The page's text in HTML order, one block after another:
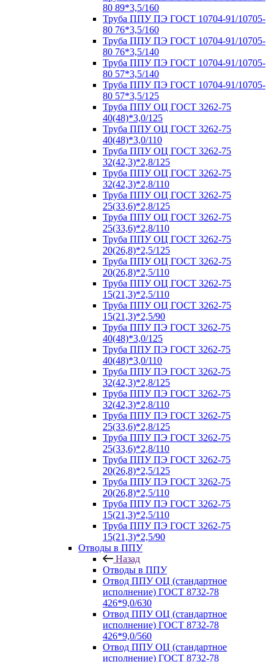
80 89*3,5/160
Труба ППУ ПЭ ГОСТ 10704-91/10705-
80 76*3,5/160
Труба ППУ ПЭ ГОСТ 10704-91/10705-
80 76*3,5/140
Труба ППУ ПЭ ГОСТ 10704-91/10705-
80 57*3,5/140
Труба ППУ ПЭ ГОСТ 10704-91/10705-
80 57*3,5/125
Труба ППУ ОЦ ГОСТ 3262-75
40(48)*3,0/125
Труба ППУ ОЦ ГОСТ 3262-75
40(48)*3,0/110
Труба ППУ ОЦ ГОСТ 3262-75
32(42,3)*2,8/125
Труба ППУ ОЦ ГОСТ 3262-75
32(42,3)*2,8/110
Труба ППУ ОЦ ГОСТ 3262-75
25(33,6)*2,8/125
Труба ППУ ОЦ ГОСТ 3262-75
25(33,6)*2,8/110
Труба ППУ ОЦ ГОСТ 3262-75
20(26,8)*2,5/125
Труба ППУ ОЦ ГОСТ 3262-75
20(26,8)*2,5/110
Труба ППУ ОЦ ГОСТ 3262-75
15(21,3)*2,5/110
Труба ППУ ОЦ ГОСТ 3262-75
15(21,3)*2,5/90
Труба ППУ ПЭ ГОСТ 3262-75
40(48)*3,0/125
Труба ППУ ПЭ ГОСТ 3262-75
40(48)*3,0/110
Труба ППУ ПЭ ГОСТ 3262-75
32(42,3)*2,8/125
Труба ППУ ПЭ ГОСТ 3262-75
32(42,3)*2,8/110
Труба ППУ ПЭ ГОСТ 3262-75
25(33,6)*2,8/125
Труба ППУ ПЭ ГОСТ 3262-75
25(33,6)*2,8/110
Труба ППУ ПЭ ГОСТ 3262-75
20(26,8)*2,5/125
Труба ППУ ПЭ ГОСТ 3262-75
20(26,8)*2,5/110
Труба ППУ ПЭ ГОСТ 3262-75
15(21,3)*2,5/110
Труба ППУ ПЭ ГОСТ 3262-75
15(21,3)*2,5/90
Отводы в ППУ
Назад
Отводы в ППУ
Отвод ППУ ОЦ (стандартное
исполнение) ГОСТ 8732-78
426*9,0/630
Отвод ППУ ОЦ (стандартное
исполнение) ГОСТ 8732-78
426*9,0/560
Отвод ППУ ОЦ (стандартное
исполнение) ГОСТ 8732-78